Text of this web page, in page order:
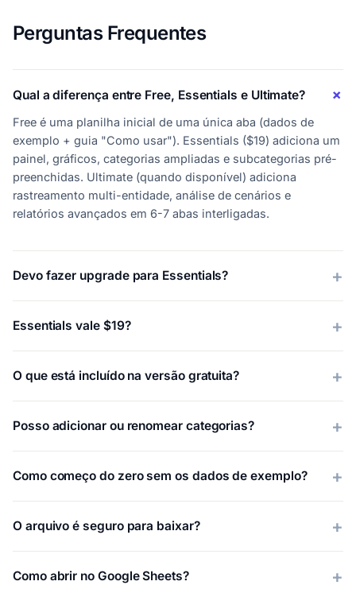
Perguntas Frequentes
Qual a diferença entre Free, Essentials e Ultimate?
Free é uma planilha inicial de uma única aba (dados de
exemplo + guia "Como usar"). Essentials ($19) adiciona um
painel, gráficos, categorias ampliadas e subcategorias pré-
preenchidas. Ultimate (quando disponível) adiciona
rastreamento multi-entidade, análise de cenários e
relatórios avançados em 6-7 abas interligadas.
Devo fazer upgrade para Essentials?
Essentials vale $19?
O que está incluído na versão gratuita?
Posso adicionar ou renomear categorias?
Como começo do zero sem os dados de exemplo?
O arquivo é seguro para baixar?
Como abrir no Google Sheets?